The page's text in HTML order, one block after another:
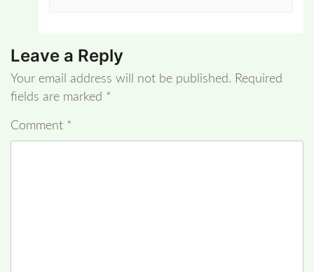
Leave a Reply
Your email address will not be published. Required
fields are marked *
Comment *